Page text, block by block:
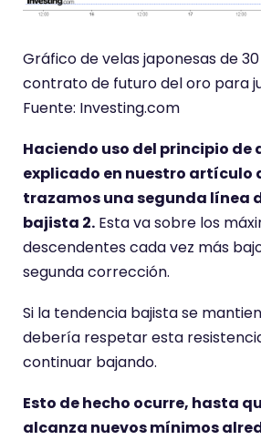
Gráfico de velas japonesas de
contrato de futuro del oro para
Fuente: Investing.com
Haciendo uso del principio de
explicado en nuestro artículo
trazamos una segunda línea
bajista 2. Esta va sobre los
descendentes cada vez más
segunda corrección.
Si la tendencia bajista se
debería respetar esta
continuar bajando.
Esto de hecho ocurre, hasta
alcanza nuevos mínimos